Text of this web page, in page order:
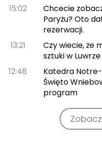
15:02
Chcecie
Paryżu? Oto
rezerwacji.
13:21
Czy wiecie, że
sztuki w
12:48
Katedra
Święto
program